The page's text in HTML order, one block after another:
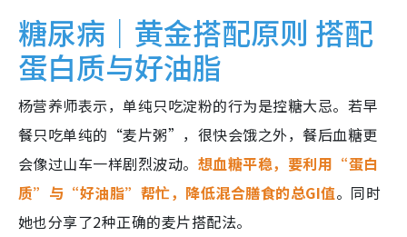
糖尿病｜黄金搭配原则 搭配
蛋白质与好油脂
杨营养师表示，单纯只吃淀粉的行为是控糖大忌。若早
餐只吃单纯的“麦片粥”，很快会饿之外，餐后血糖更
会像过山车一样剧烈波动。 想血糖平稳，要利用“蛋白
质”与“好油脂”帮忙，降低混合膳食的总GI值。同时
她也分享了2种正确的麦片搭配法。